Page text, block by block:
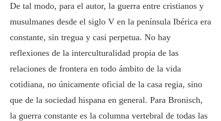
De tal modo, para el autor, la guerra entre cristianos y
musulmanes desde el siglo V en la península Ibérica era
constante, sin tregua y casi perpetua. No hay
reflexiones de la interculturalidad propia de las
relaciones de frontera en todo ámbito de la vida
cotidiana, no únicamente oficial de la casa regia, sino
que de la sociedad hispana en general. Para Bronisch,
la guerra constante es la columna vertebral de todas las